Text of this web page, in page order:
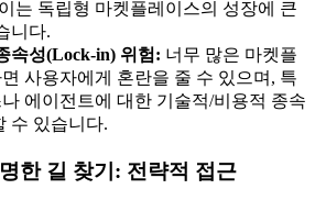
는 독립형 마켓플레이스의 성장에 큰
니다.
속성(Lock-in) 위험: 너무 많은 마켓플
사용자에게 혼란을 줄 수 있으며, 특
에이전트에 대한 기술적/비용적 종속
수 있습니다.
한 길 찾기: 전략적 접근